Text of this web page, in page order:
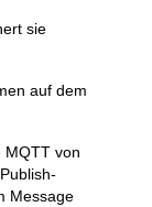
sie
auf dem
MQTT von
Message